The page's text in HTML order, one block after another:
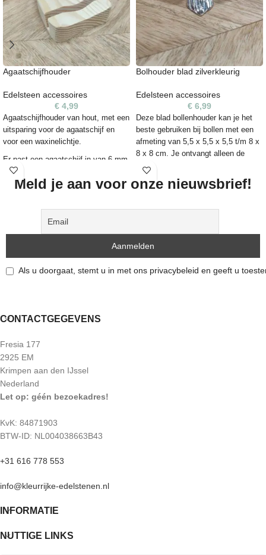
Agaatschijfhouder
Edelsteen accessoires
€ 4,99
Agaatschijfhouder van hout, met een
uitsparing voor de agaatschijf en
voor een waxinelichtje.
Er past een agaatschijf in van 6 mm
dik (de uitsparing is totaal 7 mm).
De agaatschijven zijn apart in de
Bolhouder blad zilverkleurig
Edelsteen accessoires
€ 6,99
Deze blad bollenhouder kan je het
beste gebruiken bij bollen met een
afmeting van 5,5 x 5,5 x 5,5 t/m 8 x
8 x 8 cm. Je ontvangt alleen de
houder, de edelstenen zijn apart in
de webshop verkrijgbaar.
Meld je aan voor onze nieuwsbrief!
Als u doorgaat, stemt u in met ons privacybeleid en geeft u
CONTACTGEGEVENS
Fresia 177
2925 EM
Krimpen aan den IJssel
Nederland
Let op: géén bezoekadres!
KvK: 84871903
BTW-ID: NL004038663B43
+31 616 778 553
info@kleurrijke-edelstenen.nl
INFORMATIE
NUTTIGE LINKS